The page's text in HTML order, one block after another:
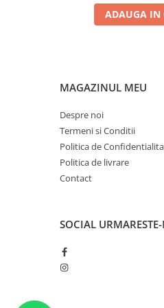
ADAUGA IN
MAGAZINUL MEU
Despre noi
Termeni si Conditii
Politica de
Politica de livrare
Contact
SOCIAL